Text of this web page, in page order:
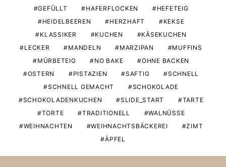
GEFÜLLT
HAFERFLOCKEN
HEFETEIG
HEIDELBEEREN
HERZHAFT
KEKSE
KLASSIKER
KUCHEN
KÄSEKUCHEN
LECKER
MANDELN MARZIPAN
MUFFINS
MÜRBETEIG
NO BAKE
OHNE BACKEN
OSTERN
PISTAZIEN SAFTIG
SCHNELL
SCHNELL GEMACHT
SCHOKOLADE
SCHOKOLADENKUCHEN
SLIDE_START
TARTE
TORTE
TRADITIONELL
WALNÜSSE
WEIHNACHTEN
WEIHNACHTSBÄCKEREI
ZIMT
ÄPFEL